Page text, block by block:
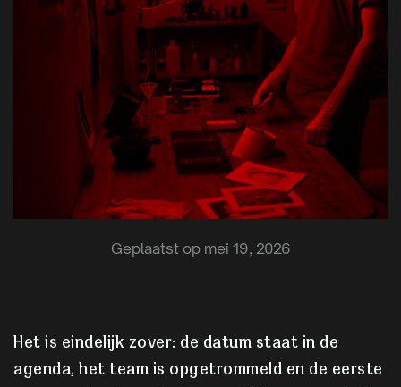
Geplaatst op mei 19, 2026
Het is eindelijk zover: de datum staat in de
agenda, het team is opgetrommeld en de eerste